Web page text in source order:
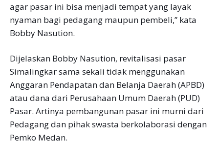
agar pasar ini bisa menjadi tempat yang layak
nyaman bagi pedagang maupun pembeli,” kata
Bobby Nasution.
Dijelaskan Bobby Nasution, revitalisasi pasar
Simalingkar sama sekali tidak menggunakan
Anggaran Pendapatan dan Belanja Daerah (APBD)
atau dana dari Perusahaan Umum Daerah (PUD)
Pasar. Artinya pembangunan pasar ini murni dari
Pedagang dan pihak swasta berkolaborasi dengan
Pemko Medan.